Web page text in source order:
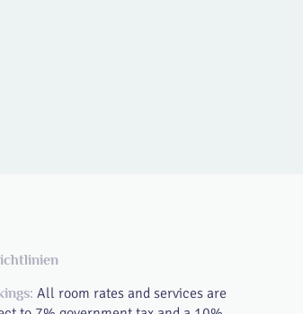
All room rates and services are